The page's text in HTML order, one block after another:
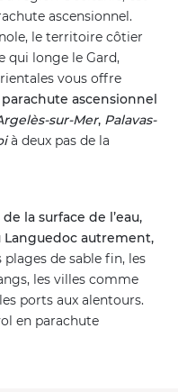
ascensionnel.
le territoire côtier
qui longe le Gard,
vous offre
ascensionnel
sur-Mer, Palavas-
à deux pas de la
la surface de l’eau,
Languedoc autrement,
plages de sable fin, les
les villes comme
ports aux alentours.
en parachute